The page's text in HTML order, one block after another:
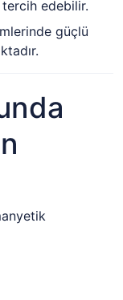
tercih edebilir.
güçlü